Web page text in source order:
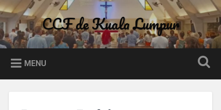
Skip
to
content
Search CCF de Kuala Lumpur
MENU